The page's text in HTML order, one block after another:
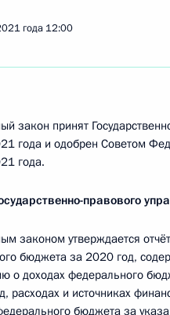
года 12:00
закон принят
года и одобрен Советом
года.
правового
законом утверждается
бюджета за 2020 год,
о доходах федерального
расходах и источниках
бюджета за